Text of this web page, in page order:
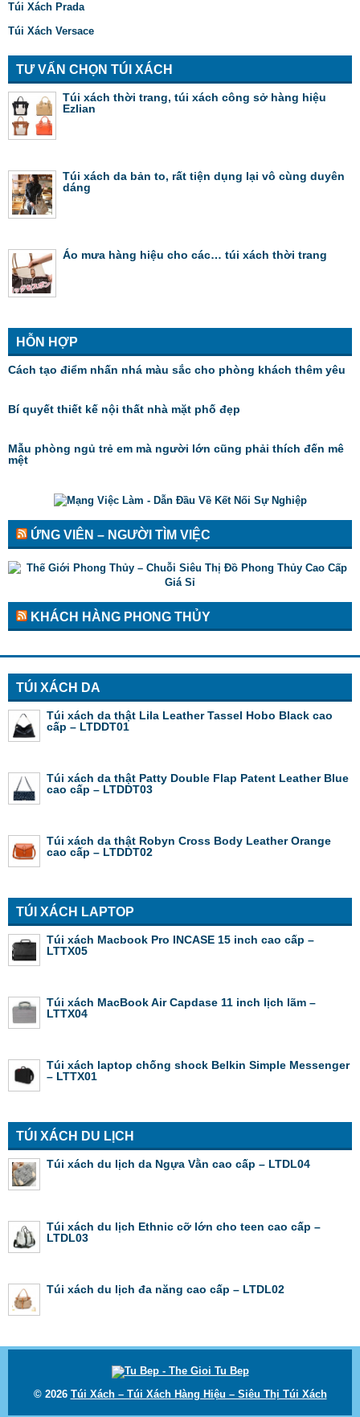
Túi Xách Prada
Túi Xách Versace
TƯ VẤN CHỌN TÚI XÁCH
Túi xách thời trang, túi xách công sở hàng hiệu
Ezlian
Túi xách da bản to, rất tiện dụng lại vô cùng duyên
dáng
Áo mưa hàng hiệu cho các… túi xách thời trang
HỖN HỢP
Cách tạo điểm nhấn nhá màu sắc cho phòng khách thêm yêu
Bí quyết thiết kế nội thất nhà mặt phố đẹp
Mẫu phòng ngủ trẻ em mà người lớn cũng phải thích đến mê
mệt
ỨNG VIÊN – NGƯỜI TÌM VIỆC
KHÁCH HÀNG PHONG THỦY
TÚI XÁCH DA
Túi xách da thật Lila Leather Tassel Hobo Black cao
cấp – LTDDT01
Túi xách da thật Patty Double Flap Patent Leather Blue
cao cấp – LTDDT03
Túi xách da thật Robyn Cross Body Leather Orange
cao cấp – LTDDT02
TÚI XÁCH LAPTOP
Túi xách Macbook Pro INCASE 15 inch cao cấp –
LTTX05
Túi xách MacBook Air Capdase 11 inch lịch lãm –
LTTX04
Túi xách laptop chống shock Belkin Simple Messenger
– LTTX01
TÚI XÁCH DU LỊCH
Túi xách du lịch da Ngựa Vằn cao cấp – LTDL04
Túi xách du lịch Ethnic cỡ lớn cho teen cao cấp –
LTDL03
Túi xách du lịch đa năng cao cấp – LTDL02
© 2026 Túi Xách – Túi Xách Hàng Hiệu – Siêu Thị Túi Xách